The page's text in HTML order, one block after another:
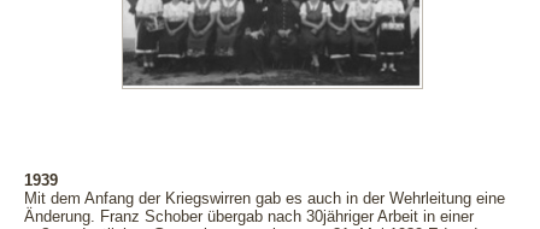
1939
Mit dem Anfang der Kriegswirren gab es auch in der Wehrleitung eine
Änderung. Franz Schober übergab nach 30jähriger Arbeit in einer